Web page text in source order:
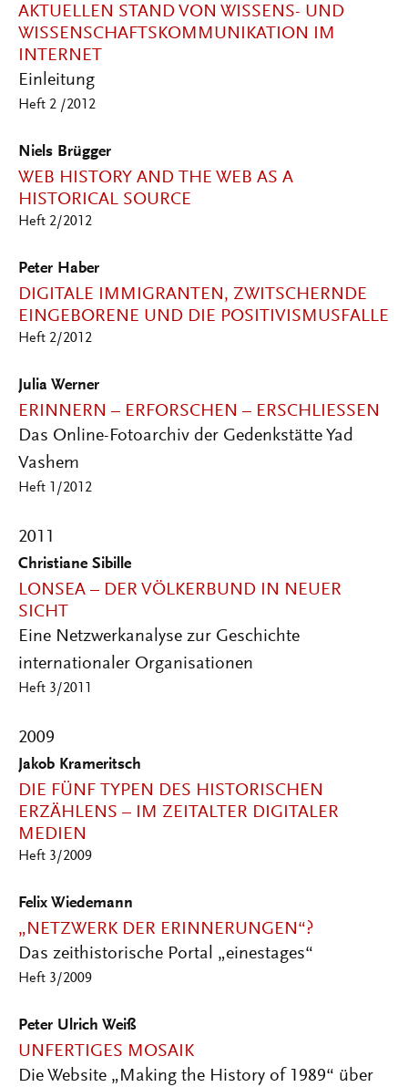
AKTUELLEN STAND VON WISSENS- UND
WISSENSCHAFTSKOMMUNIKATION IM
INTERNET
Einleitung
Heft 2 /2012
Niels Brügger
WEB HISTORY AND THE WEB AS A
HISTORICAL SOURCE
Heft 2/2012
Peter Haber
DIGITALE IMMIGRANTEN, ZWITSCHERNDE
EINGEBORENE UND DIE POSITIVISMUSFALLE
Heft 2/2012
Julia Werner
ERINNERN – ERFORSCHEN – ERSCHLIESSEN
Das Online-Fotoarchiv der Gedenkstätte Yad
Vashem
Heft 1/2012
2011
Christiane Sibille
LONSEA – DER VÖLKERBUND IN NEUER
SICHT
Eine Netzwerkanalyse zur Geschichte
internationaler Organisationen
Heft 3/2011
2009
Jakob Krameritsch
DIE FÜNF TYPEN DES HISTORISCHEN
ERZÄHLENS – IM ZEITALTER DIGITALER
MEDIEN
Heft 3/2009
Felix Wiedemann
„NETZWERK DER ERINNERUNGEN“?
Das zeithistorische Portal „einestages“
Heft 3/2009
Peter Ulrich Weiß
UNFERTIGES MOSAIK
Die Website „Making the History of 1989“ über